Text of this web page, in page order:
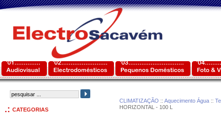
CATEGORIAS
CLIMATIZAÇÃO :: Aquecimento Água::
HORIZONTAL - 100 L